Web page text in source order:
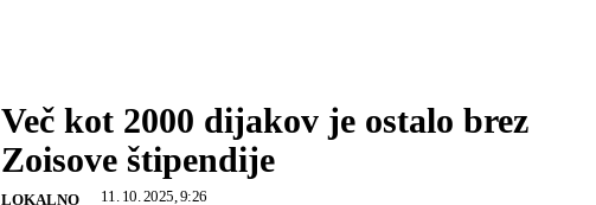
Več kot 2000 dijakov je ostalo brez
Zoisove štipendije
LOKALNO 11. 10. 2025, 9:26